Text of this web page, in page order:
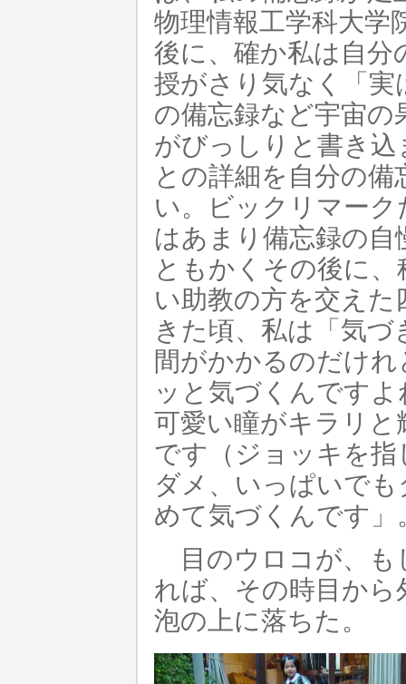
物理情報工学科大学
後に、確か私は自分
授がさり気なく「
の備忘録など宇宙
がびっしりと書き
との詳細を自分の
い。ビックリマー
はあまり備忘録の
ともかくその後に
い助教の方を交え
きた頃、私は「気
間がかかるのだけ
ッと気づくんです
可愛い瞳がキラリ
です（ジョッキを
ダメ、いっぱいで
めて気づくんです」
目のウロコが、も
れば、その時目か
泡の上に落ちた。